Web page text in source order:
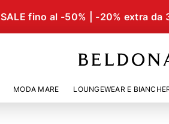
SALE fino al -50% | -20% extra da
MODA MARE LOUNGEWEAR E